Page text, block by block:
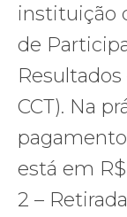
instituição
de
Resultados
CCT). Na
está em
2 –